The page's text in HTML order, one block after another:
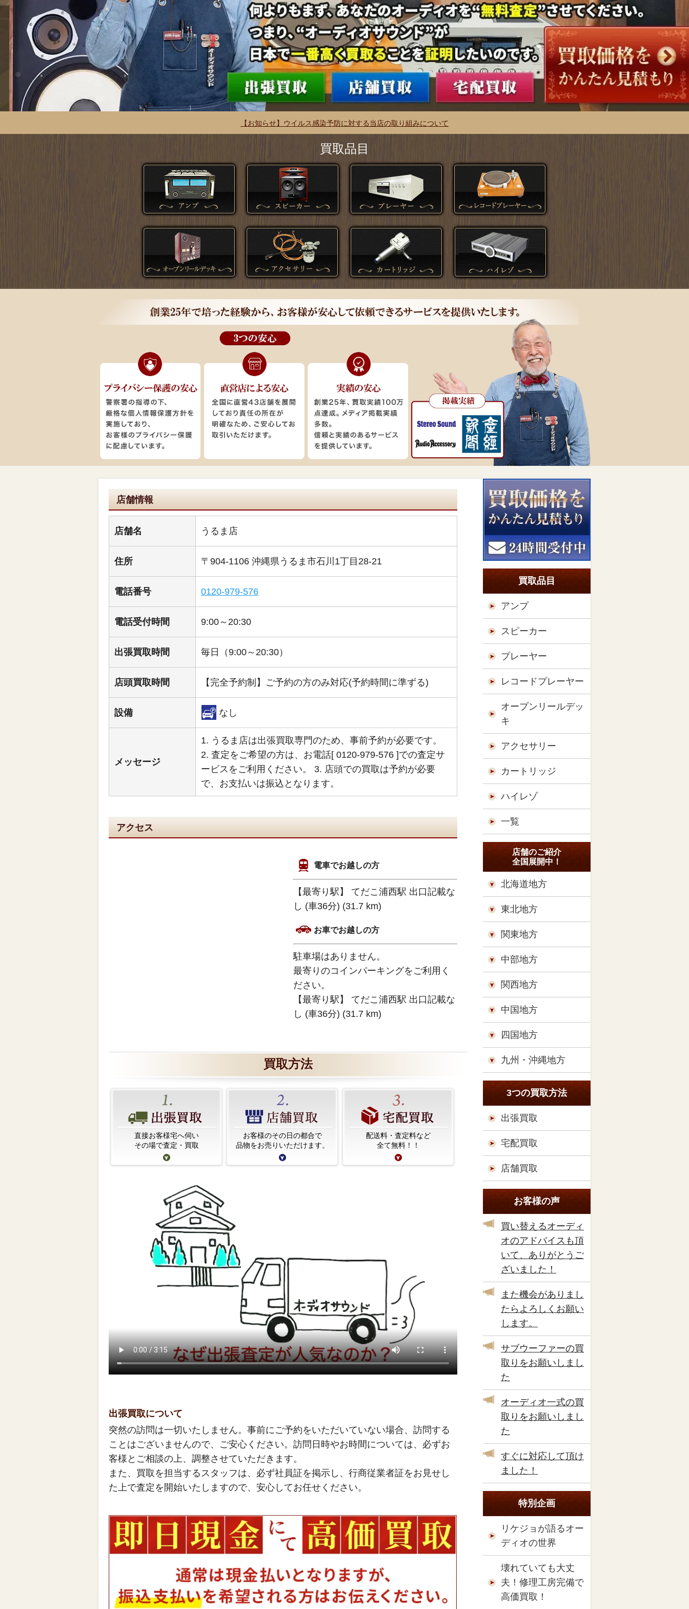
【お知らせ】ウイルス感染予防に対する当店の取り組みについて
買取品目
店舗情報
店舗名 うるま店
住所 〒904-1106 沖縄県うるま市石川1丁目28-21
電話番号 0120-979-576
電話受付時間 9:00～20:30
出張買取時間 毎日（9:00～20:30）
店頭買取時間 【完全予約制】ご予約の方のみ対応(予約時間に準ずる)
設備 なし
メッセージ
1. うるま店は出張買取専門のため、事前予約が必要です。
2. 査定をご希望の方は、お電話[ 0120-979-576 ]での査定サ
ービスをご利用ください。 3. 店頭での買取は予約が必要
で、お支払いは振込となります。
アクセス
電車でお越しの方
【最寄り駅】 てだこ浦西駅 出口記載な
し (車36分) (31.7 km)
お車でお越しの方
駐車場はありません。
最寄りのコインパーキングをご利用く
ださい。
【最寄り駅】 てだこ浦西駅 出口記載な
し (車36分) (31.7 km)
買取方法
直接お客様宅へ伺い
その場で査定・買取
お客様のその日の都合で
品物をお売りいただけます。
配送料・査定料など
全て無料！！
出張買取について
突然の訪問は一切いたしません。事前にご予約をいただいていない場合、訪問する
ことはございませんので、ご安心ください。訪問日時やお時間については、必ずお
客様とご相談の上、調整させていただきます。
また、買取を担当するスタッフは、必ず社員証を掲示し、行商従業者証をお見せし
た上で査定を開始いたしますので、安心してお任せください。
買取品目
アンプ
スピーカー
プレーヤー
レコードプレーヤー
オープンリールデッ
キ
アクセサリー
カートリッジ
ハイレゾ
一覧
店舗のご紹介
全国展開中！
北海道地方
東北地方
関東地方
中部地方
関西地方
中国地方
四国地方
九州・沖縄地方
3つの買取方法
出張買取
宅配買取
店舗買取
お客様の声
買い替えるオーディ
オのアドバイスも頂
いて、ありがとうご
ざいました！
また機会がありまし
たらよろしくお願い
します。
サブウーファーの買
取りをお願いしまし
た
オーディオ一式の買
取りをお願いしまし
た
すぐに対応して頂け
ました！
特別企画
リケジョが語るオー
ディオの世界
壊れていても大丈
夫！修理工房完備で
高価買取！